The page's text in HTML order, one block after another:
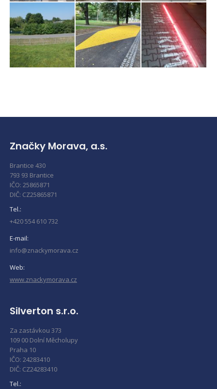
Značky Morava, a.s.
Brantice 430
793 93 Brantice
IČO: 25865871
DIČ: CZ25865871
Tel.:
+420 554 610 732
E-mail:
info@znackymorava.cz
Web:
www.znackymorava.cz
Silverton s.r.o.
Za zastávkou 373
109 00 Dolní Měcholupy
Praha 10
IČO: 24283410
DIČ: CZ24283410
Tel.: